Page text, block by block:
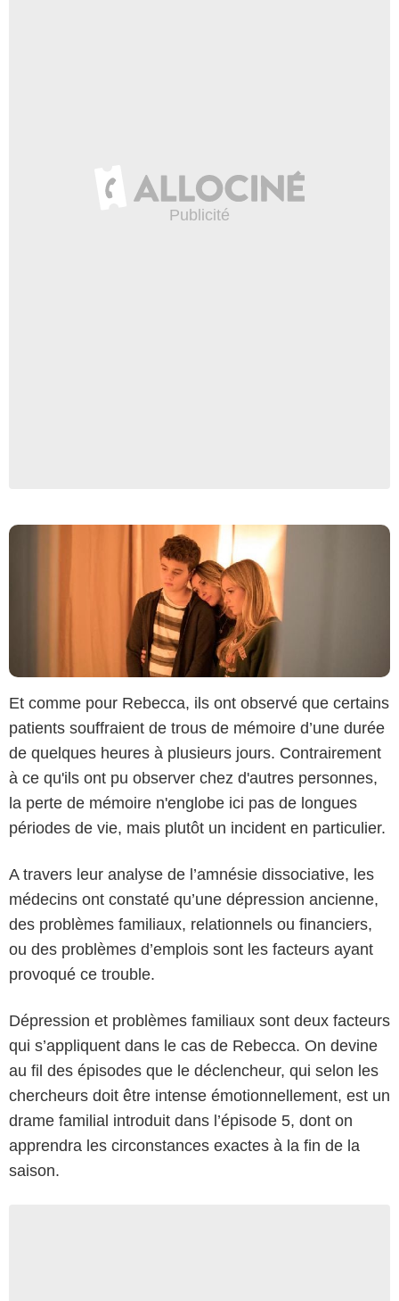
Et comme pour Rebecca, ils ont observé que certains
patients souffraient de trous de mémoire d’une durée
de quelques heures à plusieurs jours. Contrairement
à ce qu'ils ont pu observer chez d'autres personnes,
la perte de mémoire n'englobe ici pas de longues
périodes de vie, mais plutôt un incident en particulier.
A travers leur analyse de l’amnésie dissociative, les
médecins ont constaté qu’une dépression ancienne,
des problèmes familiaux, relationnels ou financiers,
ou des problèmes d’emplois sont les facteurs ayant
provoqué ce trouble.
Dépression et problèmes familiaux sont deux facteurs
qui s’appliquent dans le cas de Rebecca. On devine
au fil des épisodes que le déclencheur, qui selon les
chercheurs doit être intense émotionnellement, est un
drame familial introduit dans l’épisode 5, dont on
apprendra les circonstances exactes à la fin de la
saison.